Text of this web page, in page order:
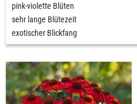
pink-violette Blüten
sehr lange Blütezeit
exotischer Blickfang